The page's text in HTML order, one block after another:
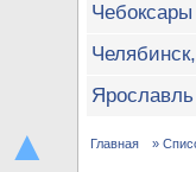
▲
Чебоксары
Ярославль
Главная »